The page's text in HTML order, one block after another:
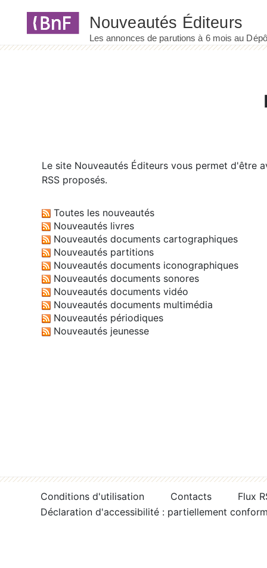
Le site Nouveautés Éditeurs vous permet d'être
RSS proposés.
Toutes les nouveautés
Nouveautés livres
Nouveautés documents cartographiques
Nouveautés partitions
Nouveautés documents iconographiques
Nouveautés documents sonores
Nouveautés documents vidéo
Nouveautés documents multimédia
Nouveautés périodiques
Nouveautés jeunesse
Conditions d'utilisation Contacts
Flux
Déclaration d'accessibilité : partiellement